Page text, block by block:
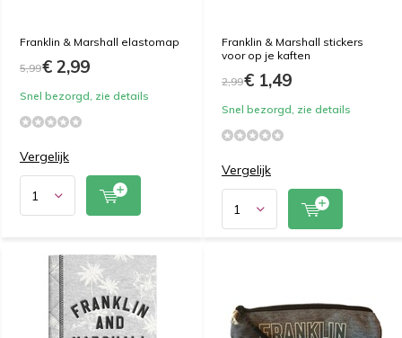
Franklin & Marshall elastomap
5,99€ 2,99
Snel bezorgd, zie details
Vergelijk
Franklin & Marshall stickers
voor op je kaften
2,99€ 1,49
Snel bezorgd, zie details
Vergelijk